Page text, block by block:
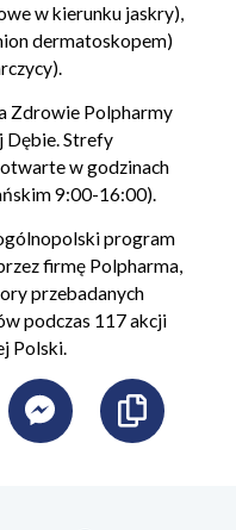
w kierunku jaskry),
dermatoskopem)
Zdrowie Polpharmy
Dębie. Strefy
w godzinach
9:00-16:00).
program
firmę Polpharma,
przebadanych
podczas 117 akcji
Polski.
Messenger